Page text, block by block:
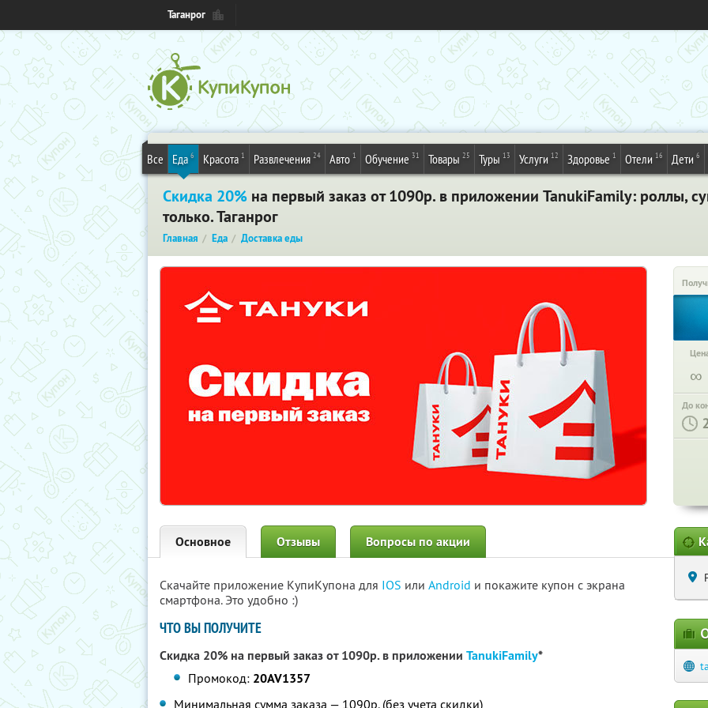
Таганрог
Все Еда 6 Красота 1 Развлечения 24 Авто 1 Обучение 31 Товары 25 Туры 13 Услуги 12 Здоровье 1 Отели 16 Дети 6
Скидка 20% на первый заказ от 1090р. в приложении TanukiFamily: роллы,
только. Таганрог
Главная Еда Доставка еды
∞
До
Основное Отзывы Вопросы по акции
Скачайте приложение КупиКупона для IOS или Android и покажите купон с экрана
смартфона. Это удобно :)
ЧТО ВЫ ПОЛУЧИТЕ
Скидка 20% на первый заказ от 1090р. в приложении TanukiFamily*
Промокод: 20AV1357
Минимальная сумма заказа — 1090р. (без учета скидки)